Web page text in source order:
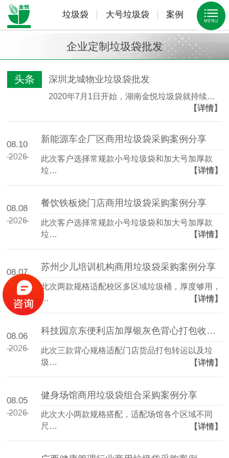
垃圾袋 大号垃圾袋 案例
企业定制垃圾袋批发
头条 深圳龙城物业垃圾袋批发
2020年7月1日开始，湖南金悦垃圾袋就持续…
【详情】
08.10
2026
新能源车企厂区商用垃圾袋采购案例分享
此次客户选择常规款小号垃圾袋和加大号加厚款
垃…
【详情】
08.08
2026
餐饮铁板烧门店商用垃圾袋采购案例分享
此次客户选择常规款小号垃圾袋和加大号加厚款
垃…
【详情】
08.07
2026
苏州少儿培训机构商用垃圾袋采购案例分享
此次两款规格适配校区多区域垃圾桶，厚度够用，
…
【详情】
08.06
2026
科技园京东便利店加厚银灰色背心打包收纳袋采购案例
此次三款背心规格适配门店货品打包转运以及垃
圾…
【详情】
08.05
2026
健身场馆商用垃圾袋组合采购案例分享
此次大小两款规格搭配，适配场馆各个区域不同
尺…
【详情】